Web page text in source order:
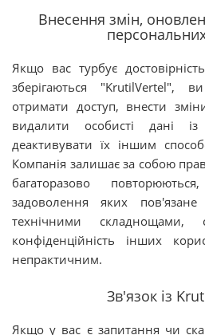
Внесення змін,
Якщо вас турбує
зберігаються "KrutilVertel",
отримати доступ, внести
видалити особисті дані із
деактивувати їх іншим
Компанія залишає за собою
багаторазово
задоволення яких
технічними складнощами,
конфіденційність інших
непрактичним.
Зв'язок із
Якщо у вас є запитання чи